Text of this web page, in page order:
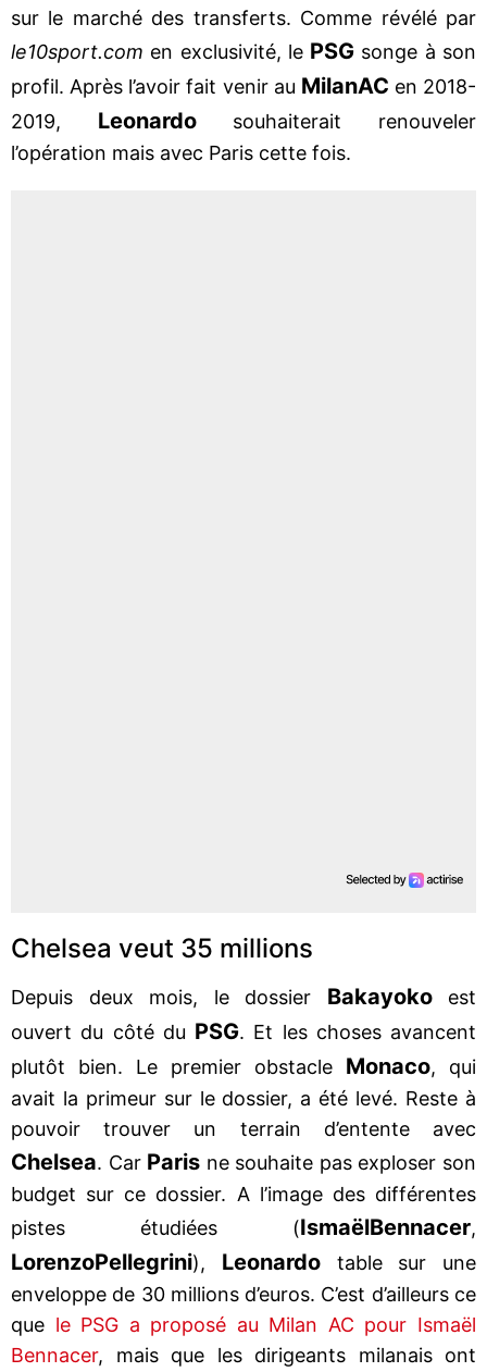
sur le marché des transferts. Comme révélé par
le10sport.com en exclusivité, le PSG songe à son
profil. Après l’avoir fait venir au MilanAC en 2018-
2019, Leonardosouhaiterait renouveler
l’opération mais avec Paris cette fois.
Chelsea veut 35 millions
Depuis deux mois, le dossier Bakayokoest
ouvert du côté du PSG. Et les choses avancent
plutôt bien. Le premier obstacle Monaco, qui
avait la primeur sur le dossier, a été levé. Reste à
pouvoir trouver un terrain d’entente avec
Chelsea. Car Paris ne souhaite pas exploser son
budget sur ce dossier. A l’image des différentes
pistes étudiées (IsmaëlBennacer,
LorenzoPellegrini), Leonardotable sur une
enveloppe de 30 millions d’euros. C’est d’ailleurs ce
que le PSG a proposé au Milan AC pour Ismaël
Bennacer, mais que les dirigeants milanais ont